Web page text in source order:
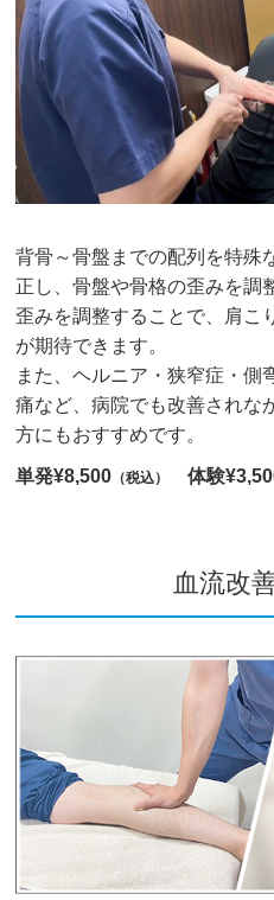
背骨～骨盤までの配列を特殊
正し、骨盤や骨格の歪みを調
歪みを調整することで、肩こ
が期待できます。
また、ヘルニア・狭窄症・側
痛など、病院でも改善されな
方にもおすすめです。
単発¥8,500 （税込） 体験
血流改